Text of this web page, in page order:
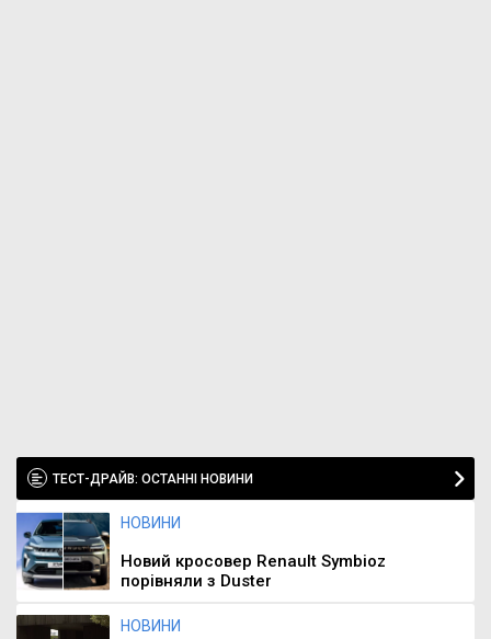
ТЕСТ-ДРАЙВ: ОСТАННІ НОВИНИ
НОВИНИ
Новий кросовер Renault Symbioz
порівняли з Duster
НОВИНИ